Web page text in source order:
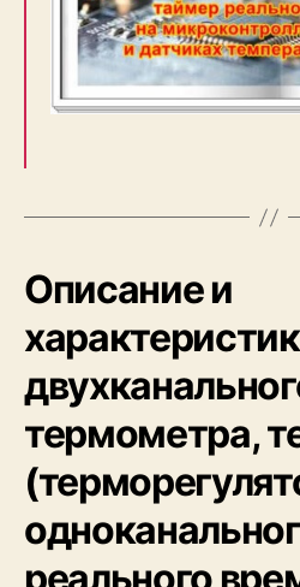
Описание и
термометра,